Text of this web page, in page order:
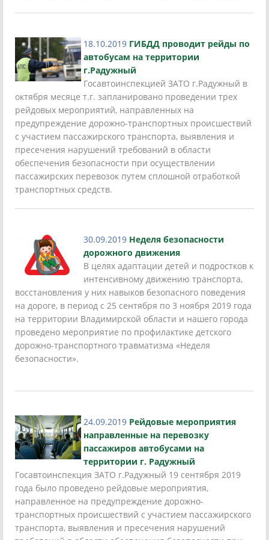
18.10.2019 ГИБДД проводит рейды по
автобусам на территории
г.Радужный
Госавтоинспекцией ЗАТО г.Радужный в
октября месяце т.г. запланировано проведении трех
рейдовых мероприятий, направленных на
предупреждение дорожно-транспортных происшествий
с участием пассажирского транспорта, выявления и
пресечения нарушений требований в области
обеспечения безопасности при осуществлении
пассажирских перевозок путем сплошной отработкой
транспортных средств.
30.09.2019 Неделя безопасности
дорожного движения
В целях адаптации детей и подростков к
интенсивному движению транспорта,
восстановления у них навыков безопасного поведения
на дороге, в период с 25 сентября по 3 ноября 2019 года
на территории Владимирской области и нашего города
проведено мероприятие по профилактике детского
дорожно-транспортного травматизма «Неделя
безопасности».
24.09.2019 Рейдовые мероприятия
направленные на перевозку
пассажиров автобусами на
территории г. Радужный
Госавтоинспекция ЗАТО г.Радужный 19 сентября 2019
года было проведено рейдовые мероприятия,
направленное на предупреждение дорожно-
транспортных происшествий с участием пассажирского
транспорта, выявления и пресечения нарушений